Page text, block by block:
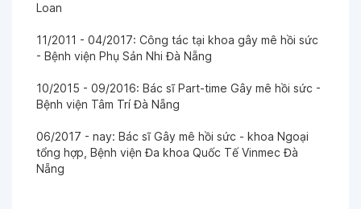
Loan
11/2011 - 04/2017: Công tác tại khoa gây mê hồi sức
- Bệnh viện Phụ Sản Nhi Đà Nẵng
10/2015 - 09/2016: Bác sĩ Part-time Gây mê hồi sức -
Bệnh viện Tâm Trí Đà Nẵng
06/2017 - nay: Bác sĩ Gây mê hồi sức - khoa Ngoại
tổng hợp, Bệnh viện Đa khoa Quốc Tế Vinmec Đà
Nẵng